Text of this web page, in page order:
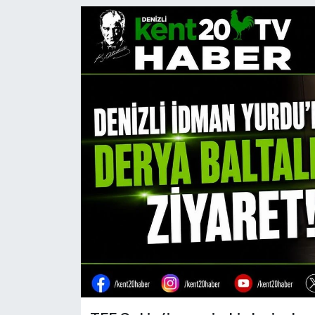
RESMİ İLAN